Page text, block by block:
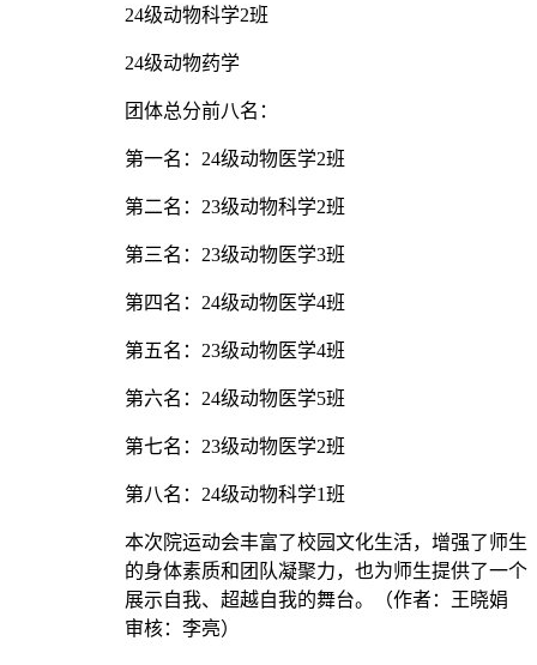
24级动物科学2班
24级动物药学
团体总分前八名：
第一名：24级动物医学2班
第二名：23级动物科学2班
第三名：23级动物医学3班
第四名：24级动物医学4班
第五名：23级动物医学4班
第六名：24级动物医学5班
第七名：23级动物医学2班
第八名：24级动物科学1班
本次院运动会丰富了校园文化生活，增强了师生
的身体素质和团队凝聚力，也为师生提供了一个
展示自我、超越自我的舞台。（作者：王晓娟
审核：李亮）